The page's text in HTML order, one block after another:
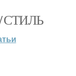
СТИЛЬ